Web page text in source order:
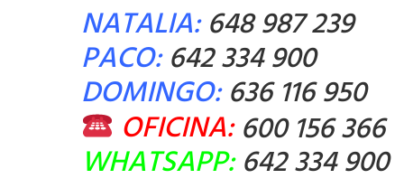
NATALIA:648 987 239
PACO:642 334 900
DOMINGO:636 116 950
OFICINA:600 156 366
WHATSAPP:642 334 900